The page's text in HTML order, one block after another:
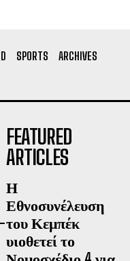
SPORTS
ARCHIVES
FEATURED
ARTICLES
Η
Εθνοσυνέλευση
του Κεμπέκ
υιοθετεί το